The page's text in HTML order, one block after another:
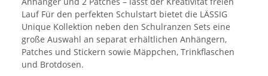
Lauf Für den perfekten Schulstart bietet die LÄSSIG
Unique Kollektion neben den Schulranzen Sets eine
große Auswahl an separat erhältlichen Anhängern,
Patches und Stickern sowie Mäppchen, Trinkflaschen
und Brotdosen.